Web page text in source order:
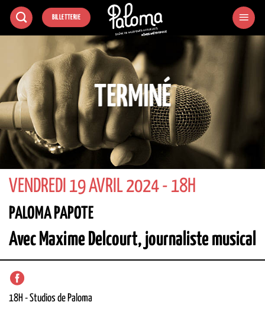
Passer
BILLETTERIE
TERMINÉ
VENDREDI 19 AVRIL 2024 - 18H
PALOMA PAPOTE
Avec Maxime Delcourt, journaliste musical
18H -Studios de Paloma